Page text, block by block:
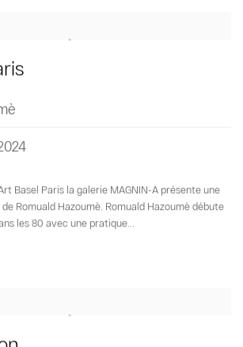
Basel Paris la galerie MAGNIN-A présente une
Romuald Hazoumè. Romuald Hazoumè débute
les 80 avec une pratique...